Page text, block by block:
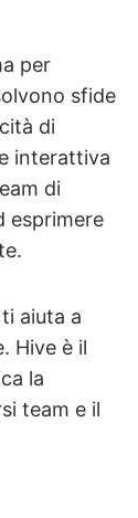
per
sfide
di
interattiva
di
esprimere
ti aiuta a
Hive è il
la
team e il